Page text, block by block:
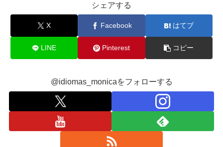
シェアする
X Facebook はてブ
LINE Pinterest コピー
@idiomas_monicaをフォローする